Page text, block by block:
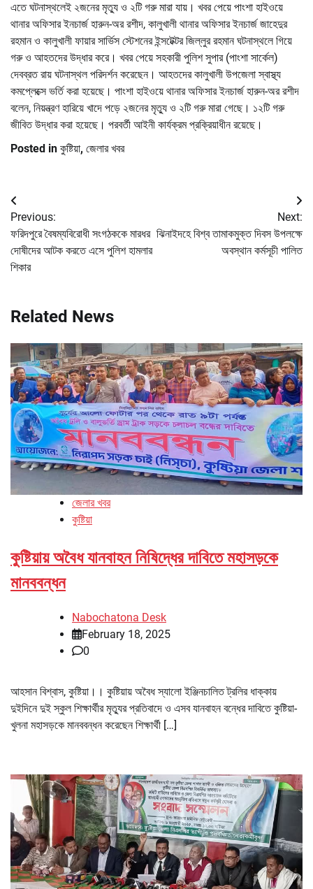
এতে ঘটনাস্থলেই ২জনের মৃত্যু ও ২টি গরু মারা যায়। খবর পেয়ে পাংশা হাইওয়ে
থানার অফিসার ইনচার্জ হারুন-অর রশীদ, কালুখালী থানার অফিসার ইনচার্জ জাহেদুর
রহমান ও কালুখালী ফায়ার সার্ভিস স্টেশনের ইন্সটেক্টর জিল্লুর রহমান ঘটনাস্থলে গিয়ে
গরু ও আহতদের উদ্ধার করে। খবর পেয়ে সহকারী পুলিশ সুপার (পাংশা সার্কেল)
দেবব্রত রায় ঘটনাস্থল পরিদর্শন করেছেন। আহতদের কালুখালী উপজেলা স্বাস্থ্য
কমপ্লেক্সে ভর্তি করা হয়েছে। পাংশা হাইওয়ে থানার অফিসার ইনচার্জ হারুন-অর রশীদ
বলেন, নিয়ন্ত্রণ হারিয়ে খাদে পড়ে ২জনের মৃত্যু ও ২টি গরু মারা গেছে। ১২টি গরু
জীবিত উদ্ধার করা হয়েছে। পরবর্তী আইনী কার্যক্রম প্রক্রিয়াধীন রয়েছে।
Posted in কুষ্টিয়া, জেলার খবর
Post
navigation
Previous:
ফরিদপুরে বৈষম্যবিরোধী সংগঠককে মারধর
দোষীদের আটক করতে এসে পুলিশ হামলার
শিকার
Next:
ঝিনাইদহে বিশ্ব তামাকমুক্ত দিবস উপলক্ষে
অবস্থান কর্মসূচী পালিত
Related News
জেলার খবর
কুষ্টিয়া
কুষ্টিয়ায় অবৈধ যানবাহন নিষিদ্ধের দাবিতে মহাসড়কে
মানববন্ধন
Nabochatona Desk
February 18, 2025
0
আহসান বিশ্বাস, কুষ্টিয়া।। কুষ্টিয়ায় অবৈধ স্যালো ইঞ্জিনচালিত ট্রলির ধাক্কায়
দুইদিনে দুই স্কুল শিক্ষার্থীর মৃত্যুর প্রতিবাদে ও এসব যানবাহন বন্ধের দাবিতে কুষ্টিয়া-
খুলনা মহাসড়কে মানববন্ধন করেছেন শিক্ষার্থী […]